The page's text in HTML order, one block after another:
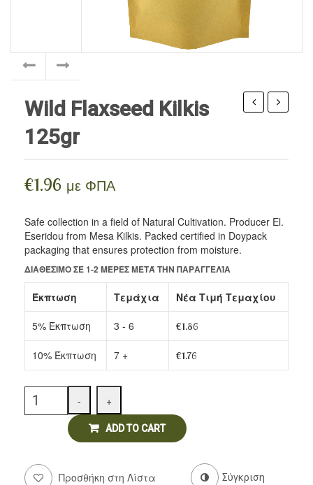
Sweeteners
Legumes / Pasta
Spices
Drinks
vegan food
Pastries
Delicatessen
Flower water
Wax ointments
SUPPLEMENTS
KilkisKilkis
Wild Flaxseed Kilkis
125gr
€1.96 με ΦΠΑ
Safe collection in a field of Natural Cultivation. Producer El.
Eseridou from Mesa Kilkis. Packed certified in Doypack
packaging that ensures protection from moisture.
ΔΙΑΘΈΣΙΜΟ ΣΕ 1-2 ΜΈΡΕΣ ΜΕΤΆ ΤΗΝ ΠΑΡΑΓΓΕΛΊΑ
Έκπτωση Τεμάχια Νέα Τιμή Τεμαχίου
5% Έκπτωση 3 - 6 €1.86
10% Έκπτωση 7 + €1.76
- +
ADD TO CART
Προσθήκη στη Λίστα Σύγκριση